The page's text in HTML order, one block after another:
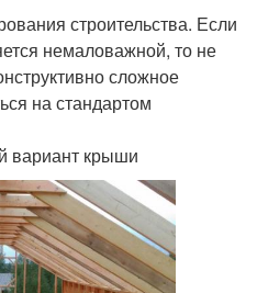
строительства. Если
немаловажной, то не
сложное
на стандартом
вариант крыши